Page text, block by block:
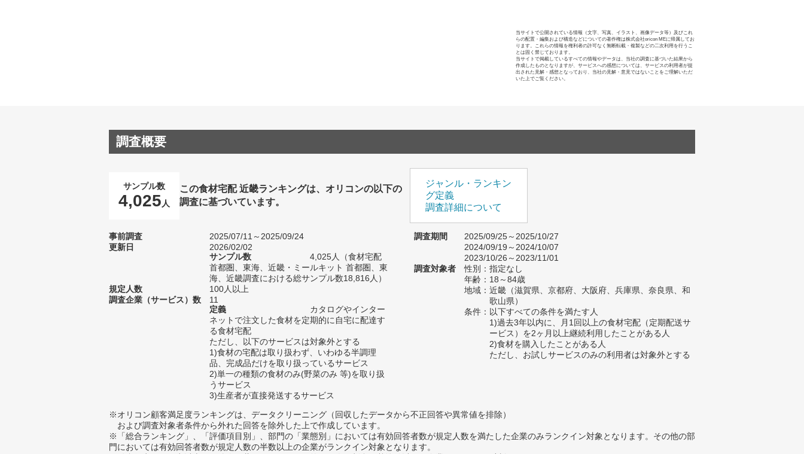
当サイトで公開されている情報（文字、写真、イラスト、画像データ等）及びこれ
らの配置・編集および構造などについての著作権は株式会社oricon MEに帰属してお
ります。これらの情報を権利者の許可なく無断転載・複製などの二次利用を行うこ
とは固く禁じております。
当サイトで掲載しているすべての情報やデータは、当社の調査に基づいた結果から
作成したものとなりますが、サービスへの感想については、サービスの利用者が提
出された見解・感想となっており、当社の見解・意見ではないことをご理解いただ
いた上でご覧ください。
調査概要
サンプル数
4,025 人
この食材宅配 近畿ランキングは、オリコンの以下の
調査に基づいています。
ジャンル・ランキン
グ定義
調査詳細について
事前調査
2025/07/11～2025/09/24
更新日
2026/02/02
サンプル数
4,025人（食材宅配
首都圏、東海、近畿・ミールキット 首都圏、東
海、近畿調査における総サンプル数18,816人）
規定人数
100人以上
調査企業（サービス）数
11
定義
カタログやインター
ネットで注文した食材を定期的に自宅に配達す
る食材宅配
ただし、以下のサービスは対象外とする
1)食材の宅配は取り扱わず、いわゆる半調理
品、完成品だけを取り扱っているサービス
2)単一の種類の食材のみ(野菜のみ 等)を取り扱
うサービス
3)生産者が直接発送するサービス
調査期間
2025/09/25～2025/10/27
2024/09/19～2024/10/07
2023/10/26～2023/11/01
調査対象者
性別：指定なし
年齢：18～84歳
地域：近畿（滋賀県、京都府、大阪府、兵庫県、奈良県、和
歌山県）
条件：以下すべての条件を満たす人
1)過去3年以内に、月1回以上の食材宅配（定期配送サ
ービス）を2ヶ月以上継続利用したことがある人
2)食材を購入したことがある人
ただし、お試しサービスのみの利用者は対象外とする
※オリコン顧客満足度ランキングは、データクリーニング（回収したデータから不正回答や異常値を排除）
および調査対象者条件から外れた回答を除外した上で作成しています。
※「総合ランキング」、「評価項目別」、部門の「業態別」においては有効回答者数が規定人数を満たした企業のみランクイン対象となります。その他の部
門においては有効回答者数が規定人数の半数以上の企業がランクイン対象となります。